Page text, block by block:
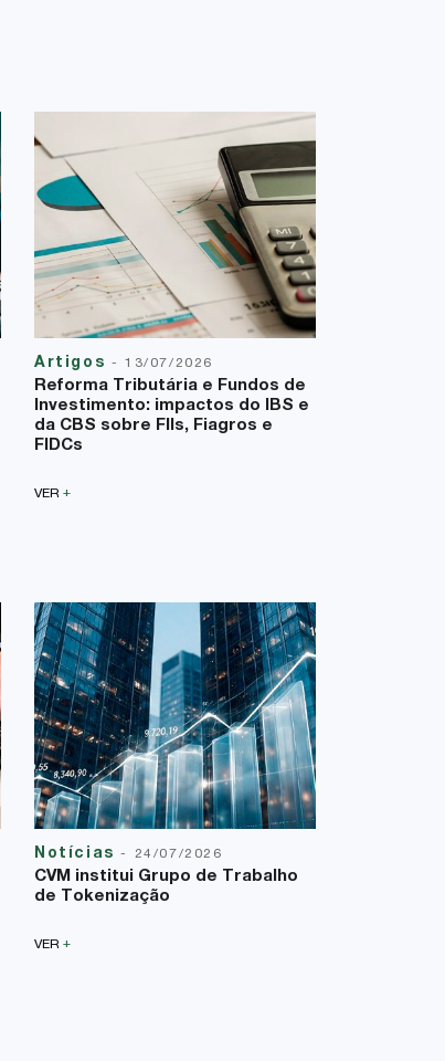
Artigos - 13/07/2026
Reforma Tributária e Fundos de
Investimento: impactos do IBS e
da CBS sobre FIIs, Fiagros e
FIDCs
VER +
Notícias- 24/07/2026
CVM institui Grupo de Trabalho
de Tokenização
VER +